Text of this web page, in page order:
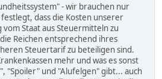
- wir brauchen nur
dass die Kosten unserer
Staat aus Steuermitteln zu
Reichen entsprechend ihres
Steuertarif zu beteiligen sind.
mehr und was es sonst
"Spoiler" und "Alufelgen" gibt... auch